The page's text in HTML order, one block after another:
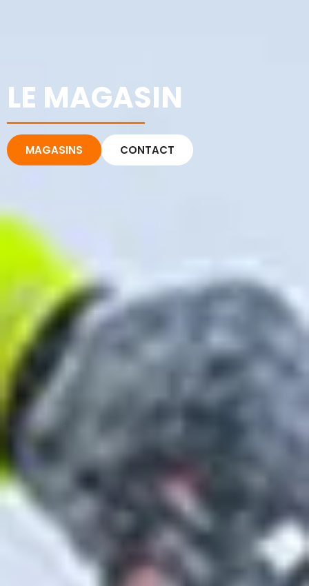
LE MAGASIN
MAGASINS CONTACT